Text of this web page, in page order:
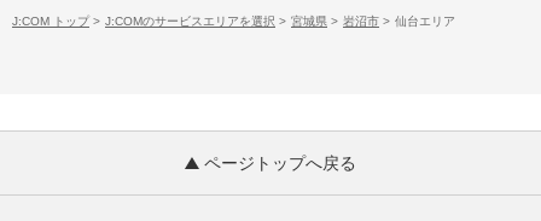
J:COM トップ > J:COMのサービスエリアを選択 > 宮城県 > 岩沼市 > 仙台エリア
ページトップへ戻る